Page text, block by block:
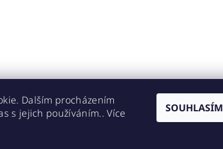
Dalším procházením
s jejich používáním.. Více
SOUHLASÍM